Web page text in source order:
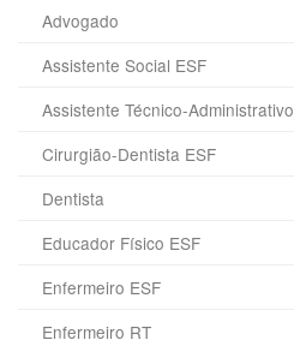
Advogado
Assistente Social ESF
Assistente Técnico-Administrativo
Cirurgião-Dentista ESF
Dentista
Educador Físico ESF
Enfermeiro ESF
Enfermeiro RT